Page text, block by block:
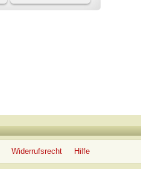
Untergang des
Widerrufsrecht Hilfe